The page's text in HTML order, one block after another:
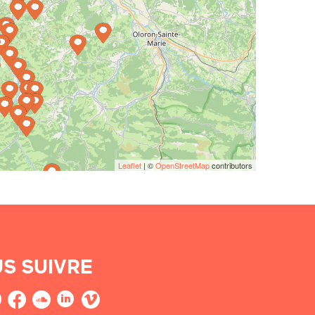
Leaflet | ©OpenStreetMapcontributors
SUIVRE